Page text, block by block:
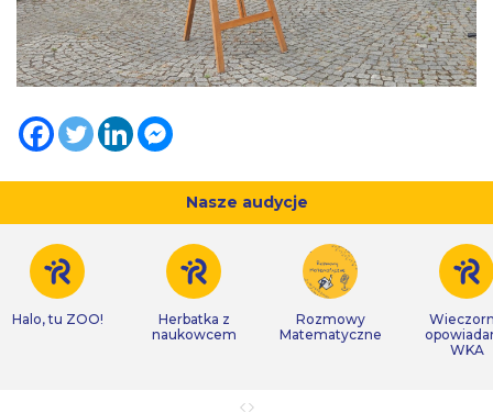
Nasze audycje
Halo, tu ZOO!
Herbatka z
naukowcem
Rozmowy
Matematyczne
WKA